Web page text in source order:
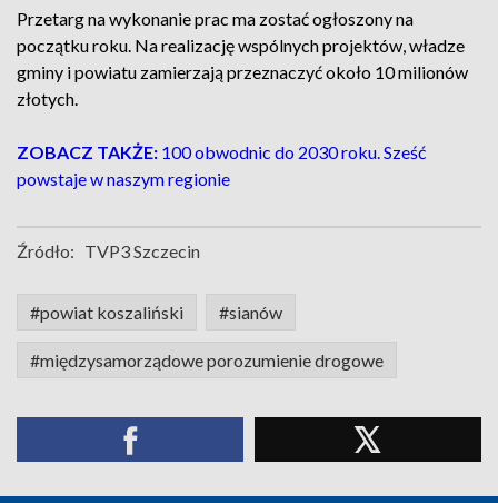
Przetarg na wykonanie prac ma zostać ogłoszony na
początku roku. Na realizację wspólnych projektów, władze
gminy i powiatu zamierzają przeznaczyć około 10 milionów
złotych.
ZOBACZ TAKŻE: 100 obwodnic do 2030 roku. Sześć
powstaje w naszym regionie
Źródło: TVP3 Szczecin
#powiat koszaliński #sianów
#międzysamorządowe porozumienie drogowe